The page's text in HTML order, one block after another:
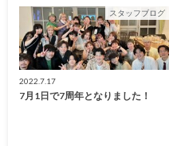
スタッフブログ
2022.7.17
7月1日で7周年となりました！